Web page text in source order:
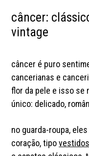
câncer:
vintage
câncer é puro
cancerianas e
flor da pele e isso se
único: delicado,
no guarda-roupa,
coração, tipovestidos